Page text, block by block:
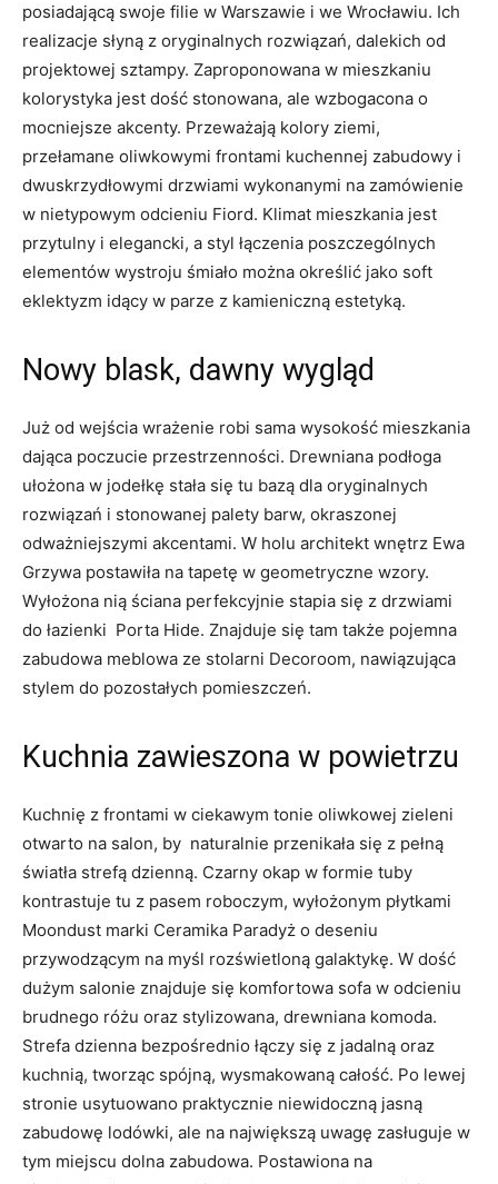
posiadającą swoje filie w Warszawie i we Wrocławiu. Ich
realizacje słyną z oryginalnych rozwiązań, dalekich od
projektowej sztampy. Zaproponowana w mieszkaniu
kolorystyka jest dość stonowana, ale wzbogacona o
mocniejsze akcenty. Przeważają kolory ziemi,
przełamane oliwkowymi frontami kuchennej zabudowy i
dwuskrzydłowymi drzwiami wykonanymi na zamówienie
w nietypowym odcieniu Fiord. Klimat mieszkania jest
przytulny i elegancki, a styl łączenia poszczególnych
elementów wystroju śmiało można określić jako soft
eklektyzm idący w parze z kamieniczną estetyką.
Nowy blask, dawny wygląd
Już od wejścia wrażenie robi sama wysokość mieszkania
dająca poczucie przestrzenności. Drewniana podłoga
ułożona w jodełkę stała się tu bazą dla oryginalnych
rozwiązań i stonowanej palety barw, okraszonej
odważniejszymi akcentami. W holu architekt wnętrz Ewa
Grzywa postawiła na tapetę w geometryczne wzory.
Wyłożona nią ściana perfekcyjnie stapia się z drzwiami
do łazienki Porta Hide. Znajduje się tam także pojemna
zabudowa meblowa ze stolarni Decoroom, nawiązująca
stylem do pozostałych pomieszczeń.
Kuchnia zawieszona w powietrzu
Kuchnię z frontami w ciekawym tonie oliwkowej zieleni
otwarto na salon, by naturalnie przenikała się z pełną
światła strefą dzienną. Czarny okap w formie tuby
kontrastuje tu z pasem roboczym, wyłożonym płytkami
Moondust marki Ceramika Paradyż o deseniu
przywodzącym na myśl rozświetloną galaktykę. W dość
dużym salonie znajduje się komfortowa sofa w odcieniu
brudnego różu oraz stylizowana, drewniana komoda.
Strefa dzienna bezpośrednio łączy się z jadalną oraz
kuchnią, tworząc spójną, wysmakowaną całość. Po lewej
stronie usytuowano praktycznie niewidoczną jasną
zabudowę lodówki, ale na największą uwagę zasługuje w
tym miejscu dolna zabudowa. Postawiona na